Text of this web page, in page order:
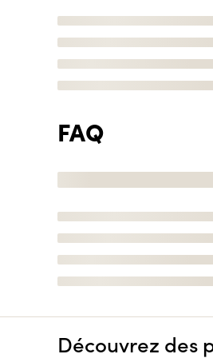
FAQ
Découvrez des